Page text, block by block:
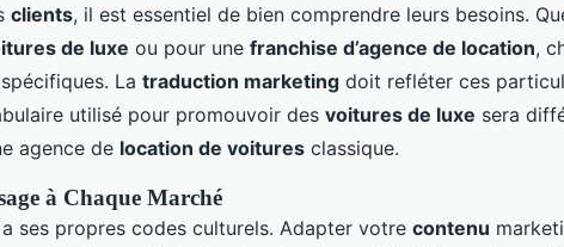
clients, il est essentiel de bien comprendre leurs besoins.
de luxe ou pour une franchise d’agence de location,
La traduction marketing doit refléter ces
utilisé pour promouvoir des voitures de luxe sera
agence de location de voitures classique.
à Chaque Marché
a ses propres codes culturels. Adapter votre contenu